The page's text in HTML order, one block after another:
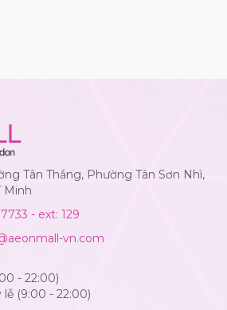
Tân Thắng, Phường Tân Sơn Nhì,
Minh
- ext: 129
vn.com
- 22:00)
(9:00 - 22:00)